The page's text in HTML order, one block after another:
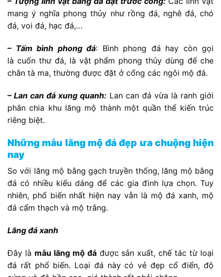
mang ý nghĩa phong thủy như rồng đá, nghê đá, chó
đá, voi đá, hạc đá,…
– Tấm bình phong đá: Bình phong đá hay còn gọi
là cuốn thư đá, là vật phẩm phong thủy dùng để che
chắn tà ma, thường được đặt ở cổng các ngôi mộ đá.
– Lan can đá xung quanh: Lan can đá vừa là ranh giới
phân chia khu lăng mộ thành một quần thể kiến trúc
riêng biệt.
Những mẫu lăng mộ đá đẹp ưa chuộng hiện
nay
So với lăng mộ bằng gạch truyền thống, lăng mộ bằng
đá có nhiều kiểu dáng để các gia đình lựa chọn. Tuy
nhiên, phổ biến nhất hiện nay vẫn là mộ đá xanh, mộ
đá cẩm thạch và mộ trắng.
Lăng đá xanh
Đây là mẫu lăng mộ đáđược sản xuất, chế tác từ loại
đá rất phổ biến. Loại đá này có vẻ đẹp cổ điển, độ